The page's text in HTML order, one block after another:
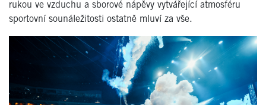
rukou ve vzduchu a sborové nápěvy vytvářející atmosféru
sportovní sounáležitosti ostatně mluví za vše.